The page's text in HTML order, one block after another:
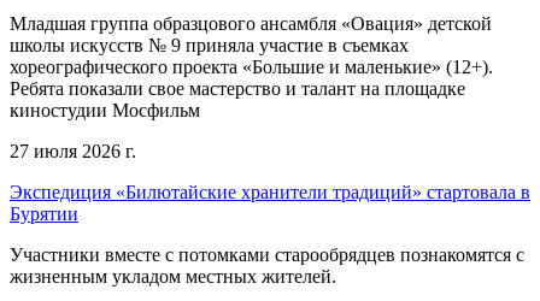
Младшая группа образцового ансамбля «Овация» детской
школы искусств № 9 приняла участие в съемках
хореографического проекта «Большие и маленькие» (12+).
Ребята показали свое мастерство и талант на площадке
киностудии Мосфильм
27 июля 2026 г.
Экспедиция «Билютайские хранители традиций» стартовала в
Бурятии
Участники вместе с потомками старообрядцев познакомятся с
жизненным укладом местных жителей.